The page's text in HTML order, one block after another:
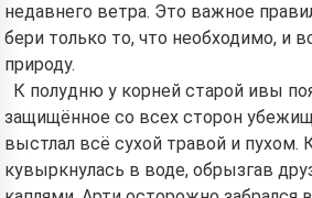
недавнего ветра. Это важное
бери только то, что необходимо, и
природу.
К полудню у корней старой ивы
защищённое со всех сторон
выстлал всё сухой травой и пухом.
кувыркнулась в воде, обрызгав
Hi! I am
I tell magical bedtime
your kids 🌟